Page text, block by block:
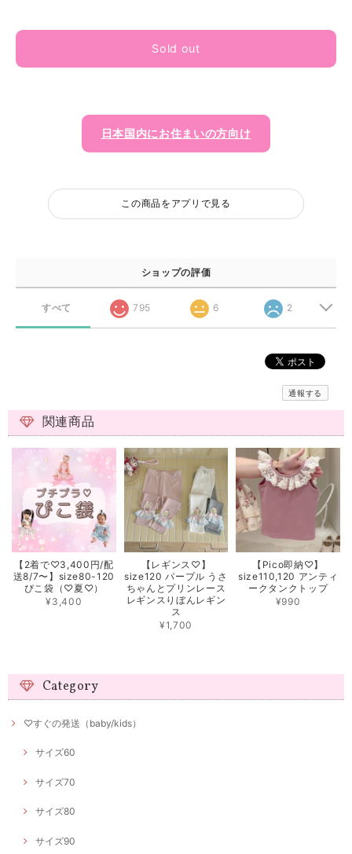
Sold out
日本国内にお住まいの方向け
この商品をアプリで見る
ショップの評価
すべて 795 6 2
通報する
関連商品
【2着で♡3,400円/配
送8/7〜】size80-120
ぴこ袋（♡夏♡）
¥3,400
【レギンス♡】
size120 パープル うさ
ちゃんとプリンレース
レギンスりぼんレギン
ス
¥1,700
【Pico即納♡】
size110,120 アンティ
ークタンクトップ
¥990
Category
♡すぐの発送（baby/kids）
サイズ60
サイズ70
サイズ80
サイズ90